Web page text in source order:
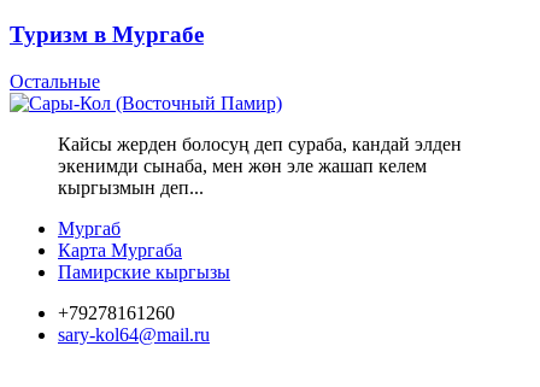
Туризм в Мургабе
Остальные
Кайсы жерден болосуң деп сураба, кандай элден
экенимди сынаба, мен жөн эле жашап келем
кыргызмын деп...
Мургаб
Карта Мургаба
Памирские кыргызы
+79278161260
sary-kol64@mail.ru